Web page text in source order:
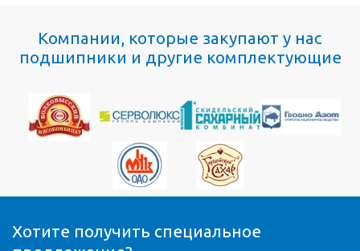
Компании, которые закупают у нас
подшипники и другие комплектующие
Хотите получить специальное